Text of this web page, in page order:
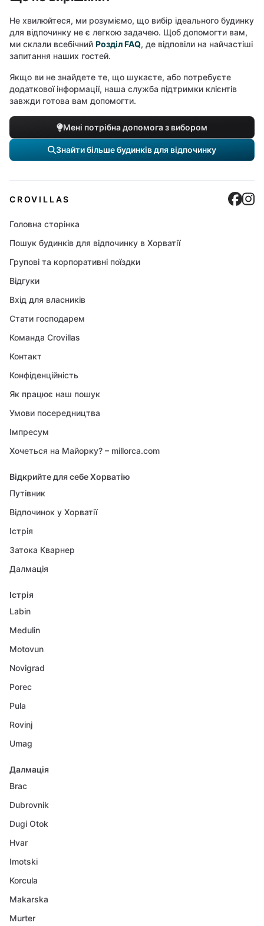
Не хвилюйтеся, ми розуміємо, що вибір ідеального будинку
для відпочинку не є легкою задачею. Щоб допомогти вам,
ми склали всебічний Розділ FAQ, де відповіли на найчастіші
запитання наших гостей.
Якщо ви не знайдете те, що шукаєте, або потребуєте
додаткової інформації, наша служба підтримки клієнтів
завжди готова вам допомогти.
Мені потрібна допомога з вибором
Знайти більше будинків для відпочинку
CROVILLAS
Головна сторінка
Пошук будинків для відпочинку в Хорватії
Групові та корпоративні поїздки
Відгуки
Вхід для власників
Стати господарем
Команда Crovillas
Контакт
Конфіденційність
Як працює наш пошук
Умови посередництва
Імпресум
Хочеться на Майорку? – millorca.com
Відкрийте для себе Хорватію
Путівник
Відпочинок у Хорватії
Істрія
Затока Кварнер
Далмація
Істрія
Labin
Medulin
Motovun
Novigrad
Porec
Pula
Rovinj
Umag
Далмація
Brac
Dubrovnik
Dugi Otok
Hvar
Imotski
Korcula
Makarska
Murter